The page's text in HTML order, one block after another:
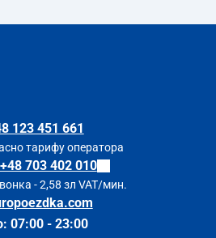
123 451 661
тарифу оператора
+48 703 402 010
- 2,58 зл VAT/мин.
07:00 - 23:00